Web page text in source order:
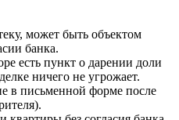
может быть объектом
банка.
есть пункт о дарении доли
ничего не угрожает.
в письменной форме после